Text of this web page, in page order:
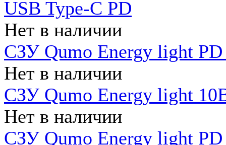
USB Type-C PD
Нет в наличии
СЗУ Qumo Energy light
Нет в наличии
СЗУ Qumo Energy light
Нет в наличии
СЗУ Qumo Energy light